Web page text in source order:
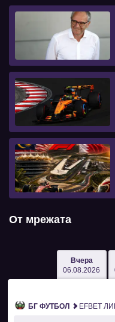
От мрежата
Вчера
06.08.2026
БГ ФУТБОЛ EFBET